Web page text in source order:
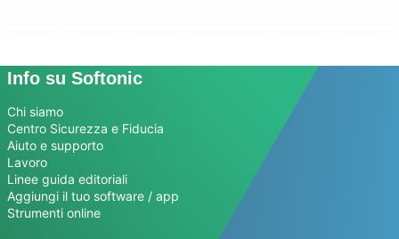
Info su Softonic
Chi siamo
Centro Sicurezza e Fiducia
Aiuto e supporto
Lavoro
Linee guida editoriali
Aggiungi il tuo software / app
Strumenti online